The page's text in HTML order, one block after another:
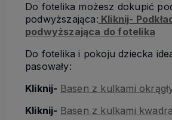
Do fotelika możesz dokupić
podwyższająca: Kliknij-
podwyższająca do fotelika
Do fotelika i pokoju dziecka
pasowały:
Kliknij- Basen z kulkami
Kliknij- Basen z kulkami